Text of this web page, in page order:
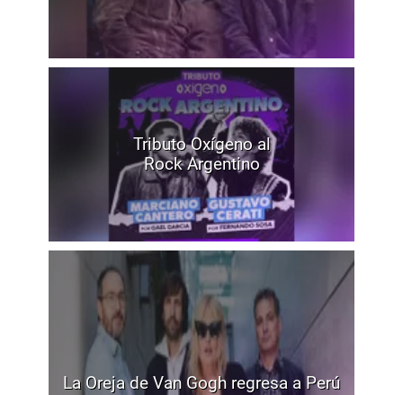
Tributo Oxígeno al
Rock Argentino
La Oreja de Van Gogh regresa a Perú